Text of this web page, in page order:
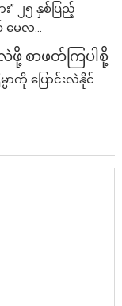
၂၅ နှစ်ပြည့်
ေလ...
စာဖတ်ကြပါစို့
ကို ပြောင်းလဲနိုင်